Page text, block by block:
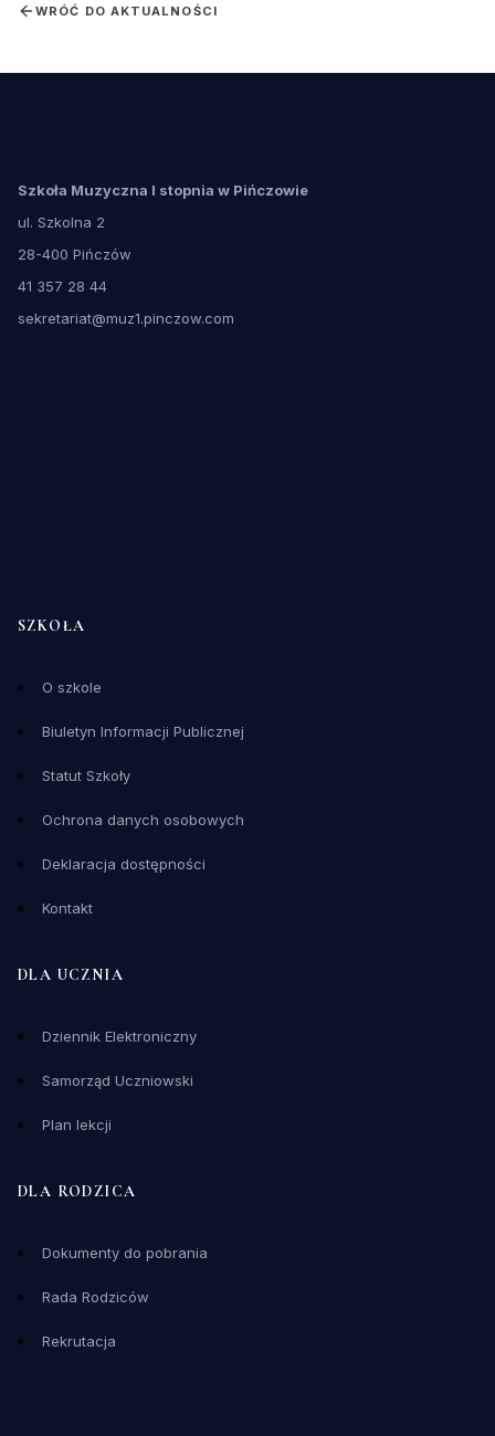
WRÓĆ DO AKTUALNOŚCI
Szkoła Muzyczna I stopnia w Pińczowie
ul. Szkolna 2
28-400 Pińczów
41 357 28 44
sekretariat@muz1.pinczow.com
SZKOŁA
O szkole
Biuletyn Informacji Publicznej
Statut Szkoły
Ochrona danych osobowych
Deklaracja dostępności
Kontakt
DLA UCZNIA
Dziennik Elektroniczny
Samorząd Uczniowski
Plan lekcji
DLA RODZICA
Dokumenty do pobrania
Rada Rodziców
Rekrutacja